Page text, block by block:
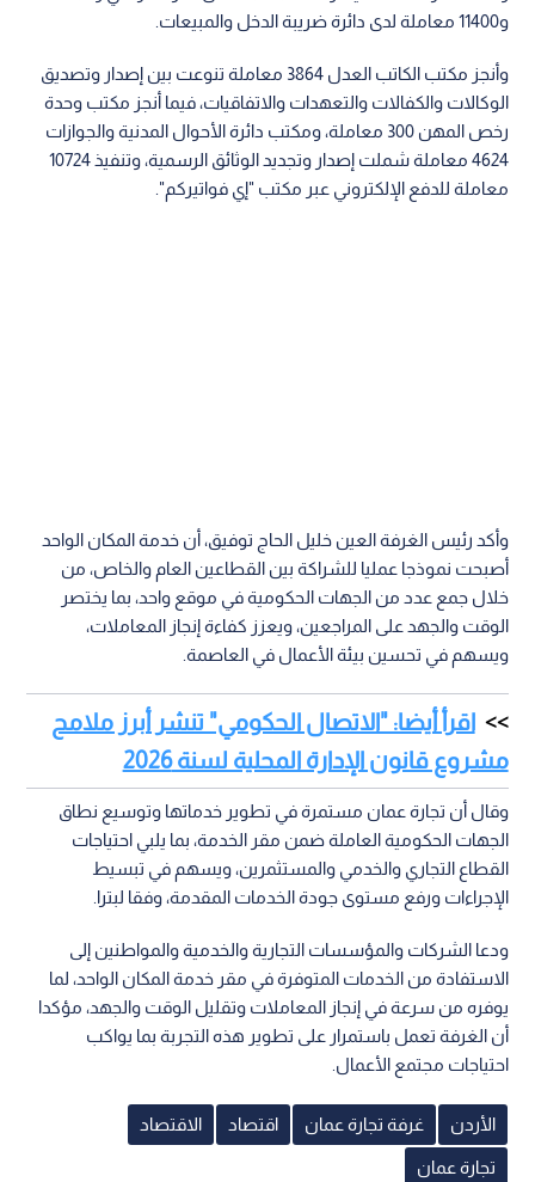
و11400 معاملة لدى دائرة ضريبة الدخل والمبيعات.
وأنجز مكتب الكاتب العدل 3864 معاملة تنوعت بين إصدار وتصديق
الوكالات والكفالات والتعهدات والاتفاقيات، فيما أنجز مكتب وحدة
رخص المهن 300 معاملة، ومكتب دائرة الأحوال المدنية والجوازات
4624 معاملة شملت إصدار وتجديد الوثائق الرسمية، وتنفيذ 10724
معاملة للدفع الإلكتروني عبر مكتب "إي فواتيركم".
وأكد رئيس الغرفة العين خليل الحاج توفيق، أن خدمة المكان الواحد
أصبحت نموذجا عمليا للشراكة بين القطاعين العام والخاص، من
خلال جمع عدد من الجهات الحكومية في موقع واحد، بما يختصر
الوقت والجهد على المراجعين، ويعزز كفاءة إنجاز المعاملات،
ويسهم في تحسين بيئة الأعمال في العاصمة.
اقرأ أيضا: "الاتصال الحكومي" تنشر أبرز ملامح
مشروع قانون الإدارة المحلية لسنة 2026
وقال أن تجارة عمان مستمرة في تطوير خدماتها وتوسيع نطاق
الجهات الحكومية العاملة ضمن مقر الخدمة، بما يلبي احتياجات
القطاع التجاري والخدمي والمستثمرين، ويسهم في تبسيط
الإجراءات ورفع مستوى جودة الخدمات المقدمة، وفقا لبترا.
ودعا الشركات والمؤسسات التجارية والخدمية والمواطنين إلى
الاستفادة من الخدمات المتوفرة في مقر خدمة المكان الواحد، لما
يوفره من سرعة في إنجاز المعاملات وتقليل الوقت والجهد، مؤكدا
أن الغرفة تعمل باستمرار على تطوير هذه التجربة بما يواكب
احتياجات مجتمع الأعمال.
الأردن غرفة تجارة عمان اقتصاد الاقتصاد
تجارة عمان